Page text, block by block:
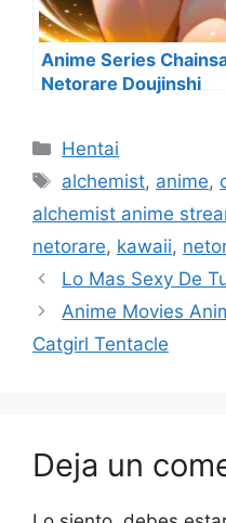
Anime Series
Netorare Doujinshi
Categorías
Hentai
Etiquetas
alchemist, anime,
alchemist anime
netorare, kawaii,
Lo Mas Sexy De
Anime Movies
Catgirl Tentacle
Deja un